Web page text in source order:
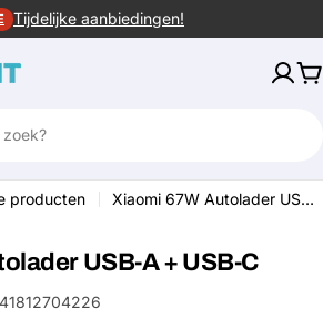
Tijdelijke aanbiedingen!
producten Xiaomi 67W Autolader USB-A + USB-C
USB-A + USB-C